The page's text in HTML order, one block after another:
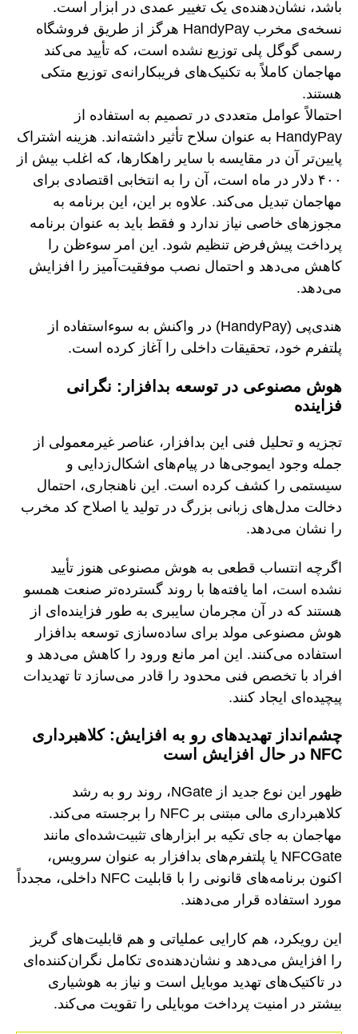
باشد، نشان‌دهنده‌ی یک تغییر عمدی در ابزار است.
نسخه‌ی مخرب HandyPay هرگز از طریق فروشگاه
رسمی گوگل پلی توزیع نشده است، که تأیید می‌کند
مهاجمان کاملاً به تکنیک‌های فریبکارانه‌ی توزیع متکی
هستند.
احتمالاً عوامل متعددی در تصمیم به استفاده از
HandyPay به عنوان سلاح تأثیر داشته‌اند. هزینه اشتراک
پایین‌تر آن در مقایسه با سایر راهکارها، که اغلب بیش از
۴۰۰ دلار در ماه است، آن را به انتخابی اقتصادی برای
مهاجمان تبدیل می‌کند. علاوه بر این، این برنامه به
مجوزهای خاصی نیاز ندارد و فقط باید به عنوان برنامه
پرداخت پیش‌فرض تنظیم شود. این امر سوءظن را
کاهش می‌دهد و احتمال نصب موفقیت‌آمیز را افزایش
می‌دهد.
هندی‌پی (HandyPay) در واکنش به سوءاستفاده از
پلتفرم خود، تحقیقات داخلی را آغاز کرده است.
هوش مصنوعی در توسعه بدافزار: نگرانی
فزاینده
تجزیه و تحلیل فنی این بدافزار، عناصر غیرمعمولی از
جمله وجود ایموجی‌ها در پیام‌های اشکال‌زدایی و
سیستمی را کشف کرده است. این ناهنجاری، احتمال
دخالت مدل‌های زبانی بزرگ در تولید یا اصلاح کد مخرب
را نشان می‌دهد.
اگرچه انتساب قطعی به هوش مصنوعی هنوز تأیید
نشده است، اما یافته‌ها با روند گسترده‌تر صنعت همسو
هستند که در آن مجرمان سایبری به طور فزاینده‌ای از
هوش مصنوعی مولد برای ساده‌سازی توسعه بدافزار
استفاده می‌کنند. این امر مانع ورود را کاهش می‌دهد و
افراد با تخصص فنی محدود را قادر می‌سازد تا تهدیدات
پیچیده‌ای ایجاد کنند.
چشم‌انداز تهدیدهای رو به افزایش: کلاهبرداری
NFC در حال افزایش است
ظهور این نوع جدید از NGate، روند رو به رشد
کلاهبرداری مالی مبتنی بر NFC را برجسته می‌کند.
مهاجمان به جای تکیه بر ابزارهای تثبیت‌شده‌ای مانند
NFCGate یا پلتفرم‌های بدافزار به عنوان سرویس،
اکنون برنامه‌های قانونی را با قابلیت NFC داخلی، مجدداً
مورد استفاده قرار می‌دهند.
این رویکرد، هم کارایی عملیاتی و هم قابلیت‌های گریز
را افزایش می‌دهد و نشان‌دهنده‌ی تکامل نگران‌کننده‌ای
در تاکتیک‌های تهدید موبایل است و نیاز به هوشیاری
بیشتر در امنیت پرداخت موبایلی را تقویت می‌کند.